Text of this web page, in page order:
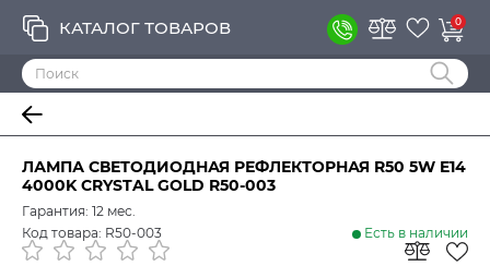
КАТАЛОГ ТОВАРОВ 0
ЛАМПА СВЕТОДИОДНАЯ РЕФЛЕКТОРНАЯ R50 5W E14
4000K CRYSTAL GOLD R50-003
Гарантия: 12 мес.
Код товара: R50-003
Есть в наличии